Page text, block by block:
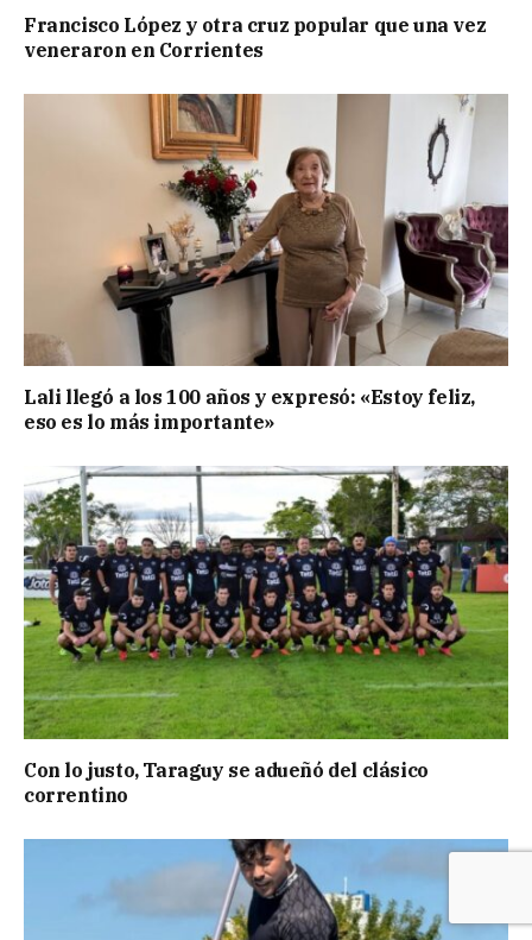
Francisco López y otra cruz popular que una vez
veneraron en Corrientes
Lali llegó a los 100 años y expresó: «Estoy feliz,
eso es lo más importante»
Con lo justo, Taraguy se adueñó del clásico
correntino